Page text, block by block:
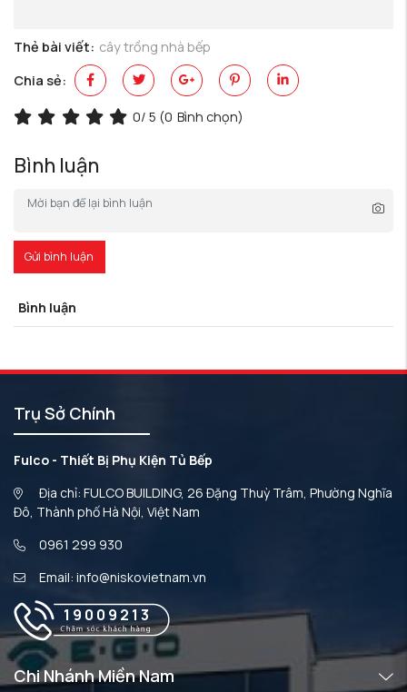
Thẻ bài viết: cây trồng nhà bếp
Chia sẻ:
0/ 5 (0 Bình chọn)
Bình luận
Gửi bình luận
Bình luận
Trụ Sở Chính
Fulco - Thiết Bị Phụ Kiện Tủ Bếp
Địa chỉ: FULCO BUILDING, 26 Đặng Thuỳ Trâm, Phường Nghĩa
Đô, Thành phố Hà Nội, Việt Nam
0961 299 930
Email: info@niskovietnam.vn
19009213
Chi Nhánh Miền Nam